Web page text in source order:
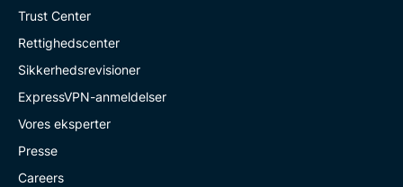
Trust Center
Rettighedscenter
Sikkerhedsrevisioner
ExpressVPN-anmeldelser
Vores eksperter
Presse
Careers